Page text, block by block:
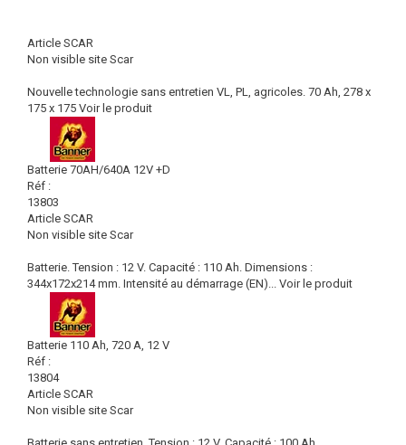
Article SCAR
Non visible site Scar
Nouvelle technologie sans entretien VL, PL, agricoles. 70 Ah, 278 x
175 x 175 Voir le produit
Batterie 70AH/640A 12V +D
Réf :
13803
Article SCAR
Non visible site Scar
Batterie. Tension : 12 V. Capacité : 110 Ah. Dimensions :
344x172x214 mm. Intensité au démarrage (EN)... Voir le produit
Batterie 110 Ah, 720 A, 12 V
Réf :
13804
Article SCAR
Non visible site Scar